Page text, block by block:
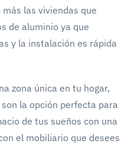
las viviendas que
de aluminio ya que
y la instalación es rápida
zona única en tu hogar,
la opción perfecta para
de tus sueños con una
el mobiliario que desees